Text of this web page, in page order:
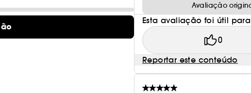
Avaliação
Esta avaliação foi útil
0
Reportar este conteúdo